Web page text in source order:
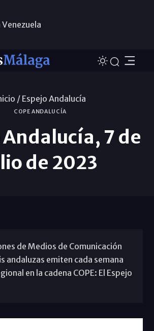
/ Espejo Andalucía
COPE ANDALUCÍA
7 de
de 2023
de Medios de Comunicación
andaluzas emiten cada semana
en la cadena COPE: El Espejo